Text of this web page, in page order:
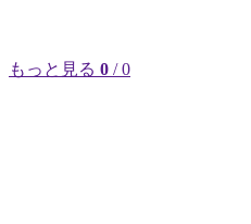
もっと見る 0 / 0